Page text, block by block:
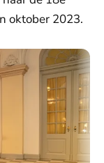
oktober 2023.